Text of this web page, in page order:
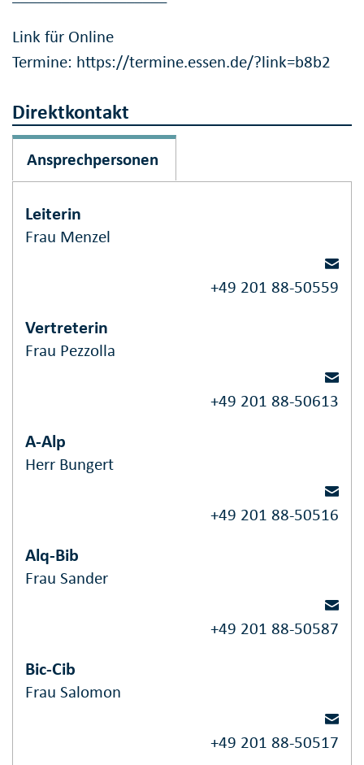
Link für Online
Termine: https://termine.essen.de/?link=b8b2
Direktkontakt
Ansprechpersonen
Leiterin
Frau Menzel
+49 201 88-50559
Vertreterin
Frau Pezzolla
+49 201 88-50613
A-Alp
Herr Bungert
+49 201 88-50516
Alq-Bib
Frau Sander
+49 201 88-50587
Bic-Cib
Frau Salomon
+49 201 88-50517